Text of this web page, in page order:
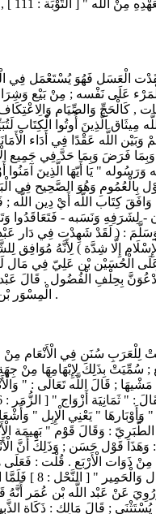
الْعَسَل فَهُوَ يُسْتَعْمَل فِي
عَلَى نَفْسه ; مِنْ بَيْع
وَالصِّيَام وَالِاعْتِكَاف
وَبَيْن اللَّه عَقْدًا فِي أَدَاء
وَبِمَا فَرَضَ وَبِمَا حَدَّ فِي
بِالْعُمُومِ وَهُوَ الصَّحِيح
كِتَاب اللَّه أَيْ دِين
وَنَسَبه - فَتَعَاقَدُوا
: ( لَقَدْ شَهِدْت فِي دَار عَبْد
إِلَّا شِدَّة ) لِأَنَّهُ
عَلَى الْحُسَيْن بْن عَلِيّ فِي
بِحِلْفِ الْفُضُول . قَالَ عَبْد
الْمِسْوَر بْن مَخْرَمَة فَقَالَ مِثْل ذَلِكَ ; وَبَلَغَتْ عَبْد الرَّحْمَن بْن عُثْمَان بْن عُبَيْد اللَّه التَّيْمِيّ فَقَالَ مِثْل ذَلِكَ ; فَلَمَّا بَلَغَ ذَلِكَ الْوَلِيدَ أَنْصَفَهُ .
سُنَن فِي الْأَنْعَام مِنْ
سُمِّيَتْ بِذَلِكَ لِإِبْهَامِهَا مِنْ
أَصْوَافهَا " [ النَّحْل : 80 ] يَعْنِي
: وَقَالَ قَوْم " بَهِيمَة
قَوْل حَسَن ; وَذَلِكَ أَنَّ
ذَوَات الْأَرْبَع . قُلْت :
وَمَنَافِع " [
عَنْ عَبْد اللَّه بْن عُمَر
يُسْتَثْنَى ; قَالَ مَالِك : ذَكَاة